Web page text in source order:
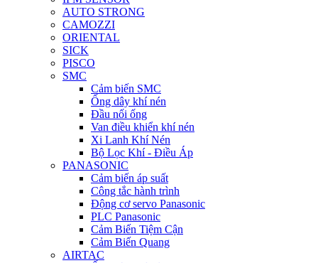
AUTO STRONG
CAMOZZI
ORIENTAL
SICK
PISCO
SMC
Cảm biến SMC
Ống dây khí nén
Đầu nối ống
Van điều khiển khí nén
Xi Lanh Khí Nén
Bộ Lọc Khí - Điều Áp
PANASONIC
Cảm biến áp suất
Công tắc hành trình
Động cơ servo Panasonic
PLC Panasonic
Cảm Biến Tiệm Cận
Cảm Biến Quang
AIRTAC